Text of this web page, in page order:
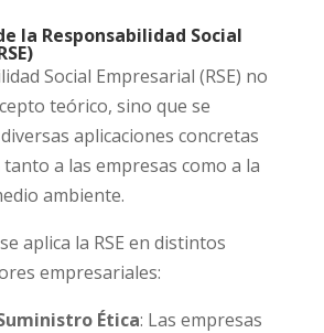
la Responsabilidad Social
Social Empresarial (RSE) no
teórico, sino que se
aplicaciones concretas
a las empresas como a la
ambiente.
aplica la RSE en distintos
empresariales:
Ética: Las empresas